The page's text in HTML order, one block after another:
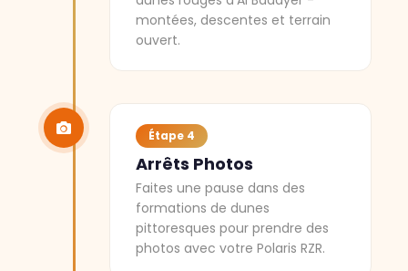
montées, descentes et terrain
ouvert.
Étape 4
Arrêts Photos
Faites une pause dans des
formations de dunes
pittoresques pour prendre des
photos avec votre Polaris RZR.